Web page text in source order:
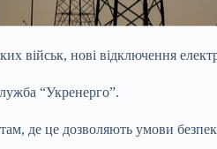
військ, нові відключення
“Укренерго”.
де це дозволяють умови